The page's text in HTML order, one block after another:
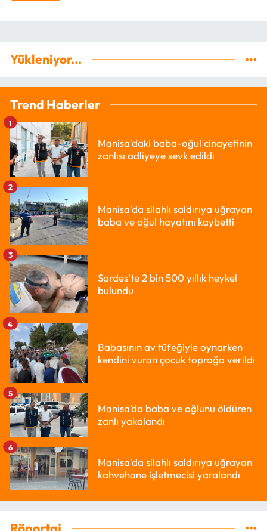
Yükleniyor...
Trend Haberler
Manisa'daki baba-oğul cinayetinin
zanlısı adliyeye sevk edildi
1
Manisa'da silahlı saldırıya uğrayan
baba ve oğul hayatını kaybetti
2
Sardes'te 2 bin 500 yıllık heykel
bulundu
3
Babasının av tüfeğiyle oynarken
kendini vuran çocuk toprağa verildi
4
Manisa’da baba ve oğlunu öldüren
zanlı yakalandı
5
Manisa'da silahlı saldırıya uğrayan
kahvehane işletmecisi yaralandı
6